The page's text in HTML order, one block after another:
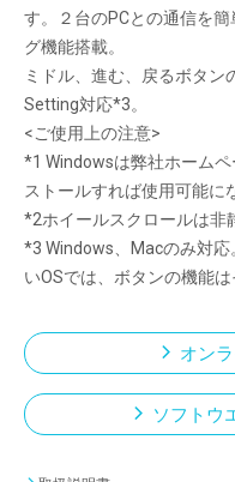
す。２台のPCとの通信を
グ機能搭載。
ミドル、進む、戻るボタン
Setting対応*3。
<ご使用上の注意>
*1 Windowsは弊社ホーム
ストールすれば使用可能に
*2ホイールスクロールは非
*3 Windows、Macのみ対
いOSでは、ボタンの機能
オン
ソフトウ